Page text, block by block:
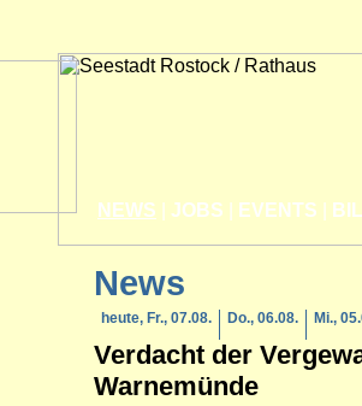
NEWS JOBS EVENTS
News
heute, Fr., 07.08. Do., 06.08. Mi.,
Verdacht der
Warnemünde